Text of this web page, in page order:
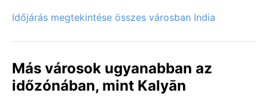
Időjárás megtekintése összes városban India
Más városok ugyanabban az
időzónában, mint Kalyān